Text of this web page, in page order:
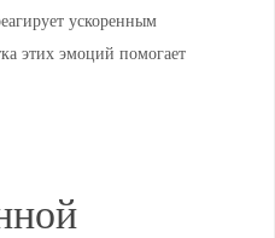
ускоренным
этих эмоций помогает